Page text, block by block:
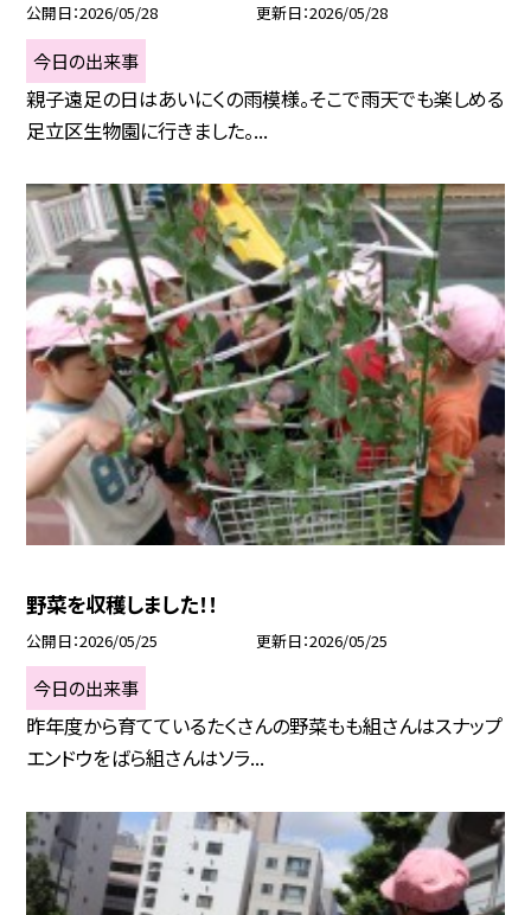
公開日 2026/05/28 更新日 2026/05/28
今日の出来事
親子遠足の日はあいにくの雨模様。そこで雨天でも楽しめる
足立区生物園に行きました。...
野菜を収穫しました！！
公開日 2026/05/25 更新日 2026/05/25
今日の出来事
昨年度から育てているたくさんの野菜もも組さんはスナップ
エンドウをばら組さんはソラ...